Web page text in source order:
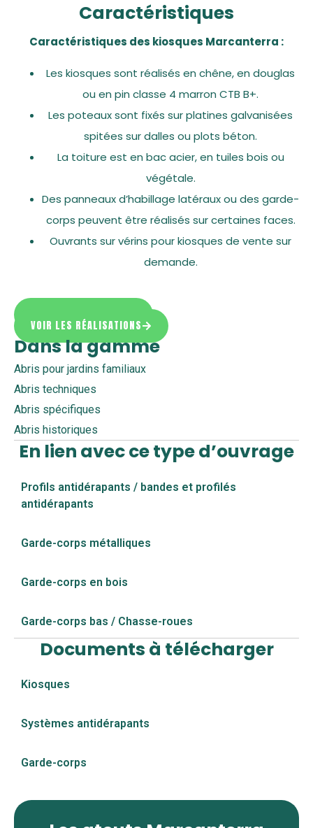
Caractéristiques
Caractéristiques des kiosques Marcanterra :
Les kiosques sont réalisés en chêne, en douglas
ou en pin classe 4 marron CTB B+.
Les poteaux sont fixés sur platines galvanisées
spitées sur dalles ou plots béton.
La toiture est en bac acier, en tuiles bois ou
végétale.
Des panneaux d’habillage latéraux ou des garde-
corps peuvent être réalisés sur certaines faces.
Ouvrants sur vérins pour kiosques de vente sur
demande.
VOIR LES RÉALISATIONS
Dans la gamme
Abris pour jardins familiaux
Abris techniques
Abris spécifiques
Abris historiques
En lien avec ce type d’ouvrage
Profils antidérapants / bandes et profilés
antidérapants
Garde-corps métalliques
Garde-corps en bois
Garde-corps bas / Chasse-roues
Documents à télécharger
Kiosques
Systèmes antidérapants
Garde-corps